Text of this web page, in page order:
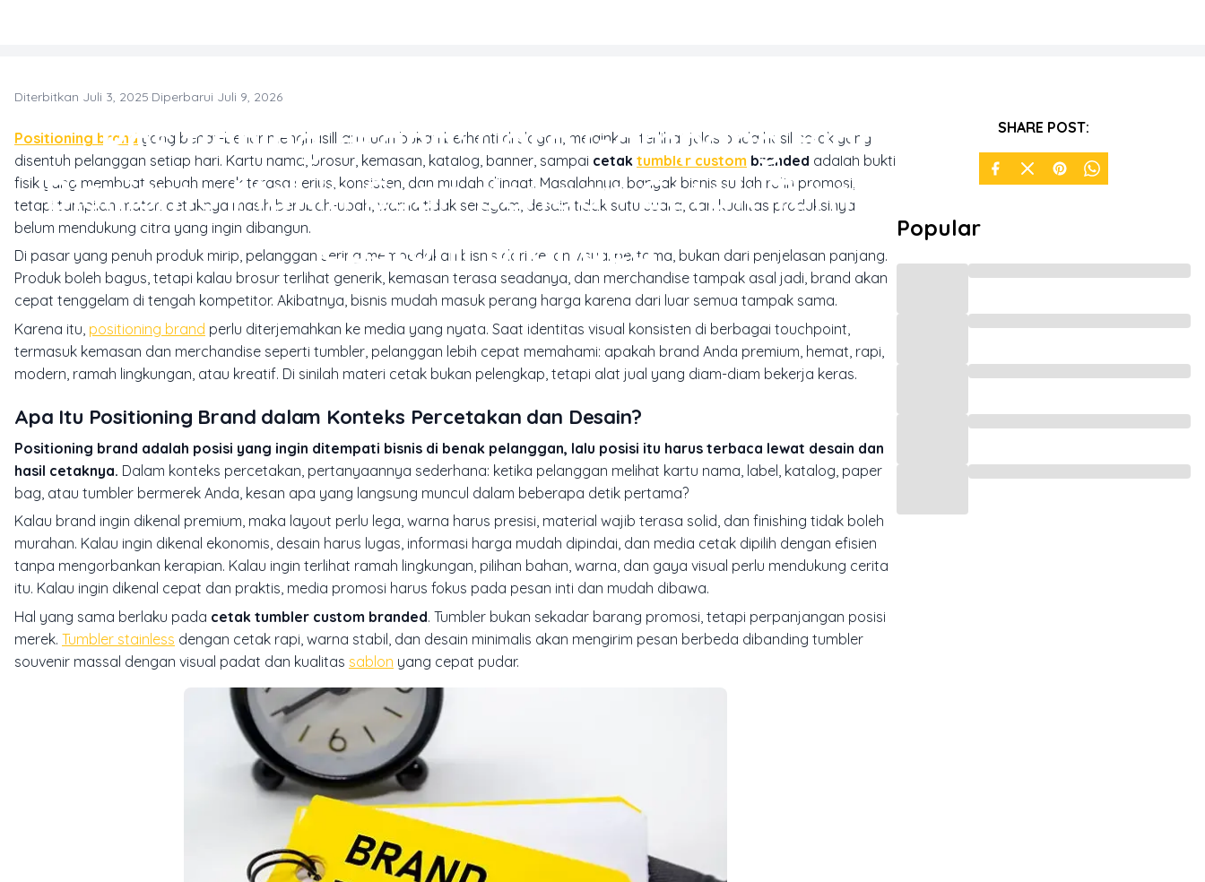
Positioning Brand: Cara Gampang Biar
Bisnismu Makin Cuan dengan Cetak Tumbler
Custom Branded
Diterbitkan Juli 3, 2025·Diperbarui Juli 9, 2026
Positioning brand yang benar-benar menghasilkan cuan bukan berhenti di slogan, melainkan terlihat jelas pada hasil cetak yang
disentuh pelanggan setiap hari. Kartu nama, brosur, kemasan, katalog, banner, sampai cetak tumbler custom branded adalah bukti
fisik yang membuat sebuah merek terasa serius, konsisten, dan mudah diingat. Masalahnya, banyak bisnis sudah rajin promosi,
tetapi tampilan materi cetaknya masih berubah-ubah, warna tidak seragam, desain tidak satu suara, dan kualitas produksinya
belum mendukung citra yang ingin dibangun.
Di pasar yang penuh produk mirip, pelanggan sering membedakan bisnis dari kesan visual pertama, bukan dari penjelasan panjang.
Produk boleh bagus, tetapi kalau brosur terlihat generik, kemasan terasa seadanya, dan merchandise tampak asal jadi, brand akan
cepat tenggelam di tengah kompetitor. Akibatnya, bisnis mudah masuk perang harga karena dari luar semua tampak sama.
Karena itu, positioning brand perlu diterjemahkan ke media yang nyata. Saat identitas visual konsisten di berbagai touchpoint,
termasuk kemasan dan merchandise seperti tumbler, pelanggan lebih cepat memahami: apakah brand Anda premium, hemat, rapi,
modern, ramah lingkungan, atau kreatif. Di sinilah materi cetak bukan pelengkap, tetapi alat jual yang diam-diam bekerja keras.
Apa Itu Positioning Brand dalam Konteks Percetakan dan Desain?
Positioning brand adalah posisi yang ingin ditempati bisnis di benak pelanggan, lalu posisi itu harus terbaca lewat desain dan
hasil cetaknya. Dalam konteks percetakan, pertanyaannya sederhana: ketika pelanggan melihat kartu nama, label, katalog, paper
bag, atau tumbler bermerek Anda, kesan apa yang langsung muncul dalam beberapa detik pertama?
Kalau brand ingin dikenal premium, maka layout perlu lega, warna harus presisi, material wajib terasa solid, dan finishing tidak boleh
murahan. Kalau ingin dikenal ekonomis, desain harus lugas, informasi harga mudah dipindai, dan media cetak dipilih dengan efisien
tanpa mengorbankan kerapian. Kalau ingin terlihat ramah lingkungan, pilihan bahan, warna, dan gaya visual perlu mendukung cerita
itu. Kalau ingin dikenal cepat dan praktis, media promosi harus fokus pada pesan inti dan mudah dibawa.
Hal yang sama berlaku pada cetak tumbler custom branded. Tumbler bukan sekadar barang promosi, tetapi perpanjangan posisi
merek. Tumbler stainless dengan cetak rapi, warna stabil, dan desain minimalis akan mengirim pesan berbeda dibanding tumbler
souvenir massal dengan visual padat dan kualitas sablon yang cepat pudar.
SHARE POST:
Popular